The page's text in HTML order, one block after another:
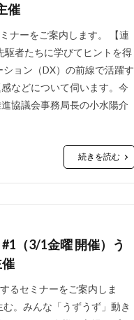
催
ナーをご案内します。 【連
者たちに学びてヒントを得
ョン（DX）の前線で活躍す
などについて伺います。今
協議会事務局長の小水陽介
続きを読む
（3/1金曜 開催）う
るセミナーをご案内しま
。みんな「うずうず」動き